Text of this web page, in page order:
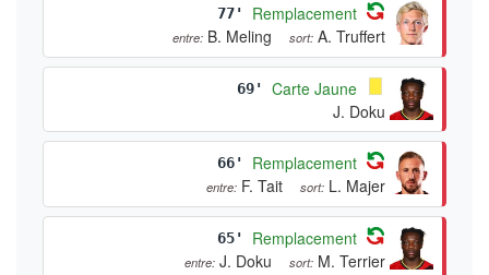
77' Remplacement
entre: B. Meling sort: A. Truffert
69'
Carte Jaune
J. Doku
66' Remplacement
entre: F. Tait sort: L. Majer
65' Remplacement
entre: J. Doku sort: M. Terrier